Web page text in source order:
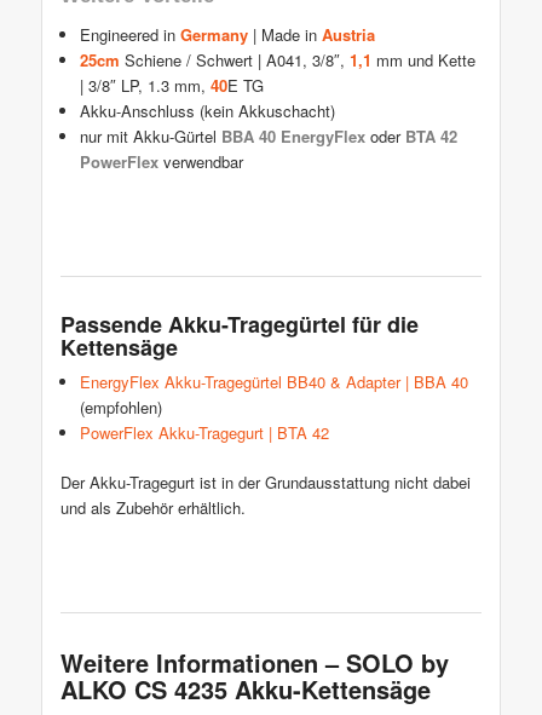
Engineered inGermany | Made inAustria
25cm Schiene / Schwert | A041, 3/8″,1,1 mm und Kette
| 3/8″ LP, 1.3 mm,40E TG
Akku-Anschluss (kein Akkuschacht)
nur mit Akku-Gürtel BBA 40 EnergyFlex oder BTA 42
PowerFlex verwendbar
Passende Akku-Tragegürtel für die
Kettensäge
EnergyFlex Akku-Tragegürtel BB40 & Adapter | BBA 40
(empfohlen)
PowerFlex Akku-Tragegurt | BTA 42
Der Akku-Tragegurt ist in der Grundausstattung nicht dabei
und als Zubehör erhältlich.
Weitere Informationen – SOLO by
ALKO CS 4235 Akku-Kettensäge